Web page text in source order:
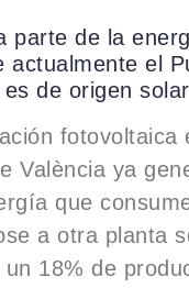
parte de la
actualmente el
es de origen solar
fotovoltaica
València ya
que
a otra planta
un 18% de